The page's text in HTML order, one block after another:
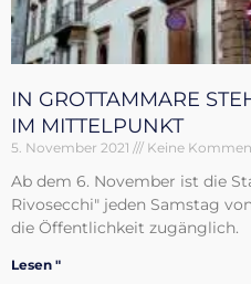
IN GROTTAMMARE
IM MITTELPUNKT
5. November 2021 Keine
Ab dem 6. November ist die
Rivosecchi" jeden Samstag
die Öffentlichkeit zugänglich.
Lesen "